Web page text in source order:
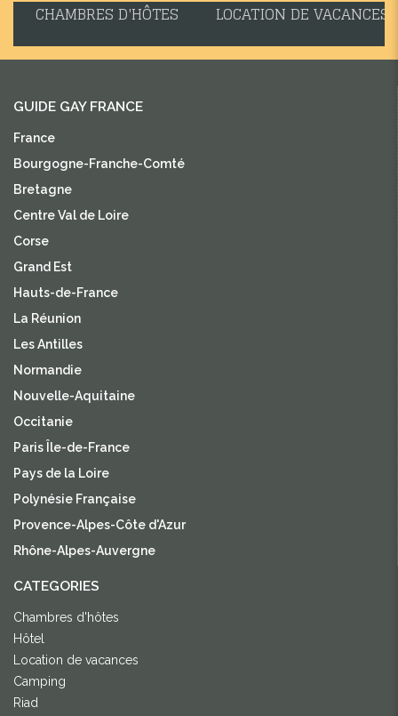
CHAMBRES D'HÔTES LOCATION DE VACANCES
GUIDE GAY FRANCE
France
Bourgogne-Franche-Comté
Bretagne
Centre Val de Loire
Corse
Grand Est
Hauts-de-France
La Réunion
Les Antilles
Normandie
Nouvelle-Aquitaine
Occitanie
Paris Île-de-France
Pays de la Loire
Polynésie Française
Provence-Alpes-Côte d'Azur
Rhône-Alpes-Auvergne
CATEGORIES
Chambres d'hôtes
Hôtel
Location de vacances
Camping
Riad